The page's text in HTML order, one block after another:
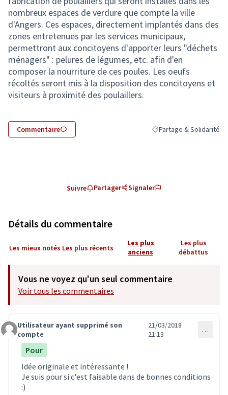
nombreux espaces de verdure que compte la ville
d'Angers. Ces espaces, directement implantés dans des
zones entretenues par les services municipaux,
permettront aux concitoyens d'apporter leurs "déchets
ménagers" : pelures de légumes, etc. afin d'en
composer la nourriture de ces poules. Les oeufs
récoltés seront mis à la disposition des concitoyens et
visiteurs à proximité des poulaillers.
Commentaire Filtrer les résultats de
Partage & Solidarité
Suivre Partager Signaler
Détails du commentaire
Les mieux notés Les plus récents
Les plus
anciens
Les plus
débattus
Vous ne voyez qu'un seul commentaire
Voir tous les commentaires
Commentaire 321
Utilisateur ayant supprimé son
compte
21/03/2018
21:13
…
Pour
Idée originale et intéressante !
Je suis pour si c'est faisable dans de bonnes conditions
:)